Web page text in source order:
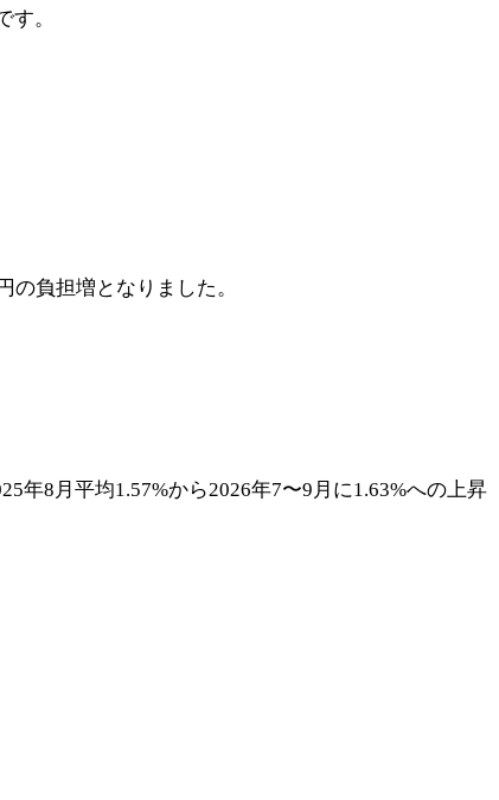
。
負担増となりました。
年8月平均1.57%から2026年7〜9月に1.63%への上昇